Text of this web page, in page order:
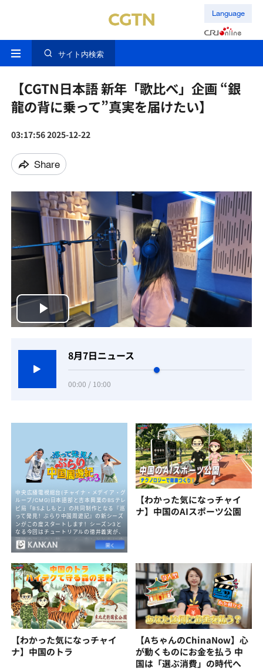
Language
サイト内検索
【CGTN日本語 新年「歌比べ」企画 “銀
龍の背に乗って”真実を届けたい】
03:17:56 2025-12-22
Share
Play
Video8月7日ニュース
00:00 / 10:00
【わかった気になっチャイ
ナ】中国のAIスポーツ公園
【わかった気になっチャイ
ナ】中国のトラ
【AちゃんのChinaNow】心
が動くものにお金を払う 中
国は「選ぶ消費」の時代へ